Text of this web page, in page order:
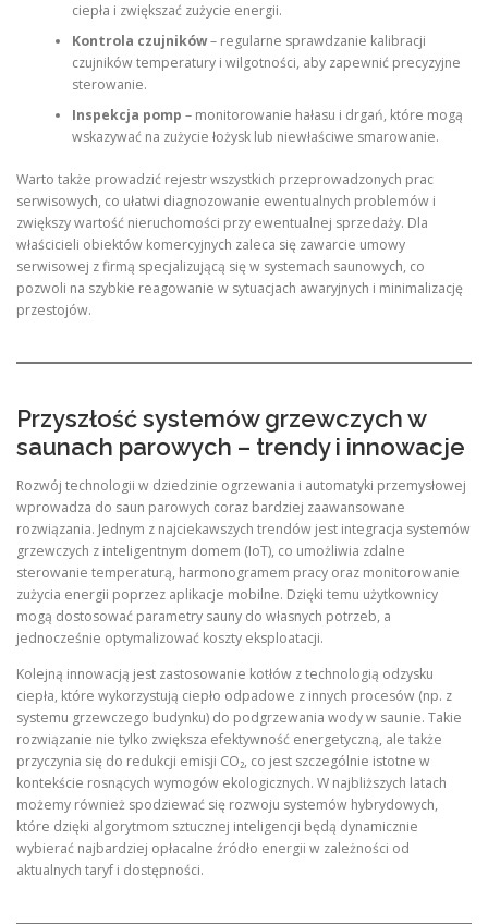
ciepła i zwiększać zużycie energii.
Kontrola czujników– regularne sprawdzanie kalibracji
czujników temperatury i wilgotności, aby zapewnić precyzyjne
sterowanie.
Inspekcja pomp – monitorowanie hałasu i drgań, które mogą
wskazywać na zużycie łożysk lub niewłaściwe smarowanie.
Warto także prowadzić rejestr wszystkich przeprowadzonych prac
serwisowych, co ułatwi diagnozowanie ewentualnych problemów i
zwiększy wartość nieruchomości przy ewentualnej sprzedaży. Dla
właścicieli obiektów komercyjnych zaleca się zawarcie umowy
serwisowej z firmą specjalizującą się w systemach saunowych, co
pozwoli na szybkie reagowanie w sytuacjach awaryjnych i minimalizację
przestojów.
Przyszłość systemów grzewczych w
saunach parowych – trendy i innowacje
Rozwój technologii w dziedzinie ogrzewania i automatyki przemysłowej
wprowadza do saun parowych coraz bardziej zaawansowane
rozwiązania. Jednym z najciekawszych trendów jest integracja systemów
grzewczych z inteligentnym domem (IoT), co umożliwia zdalne
sterowanie temperaturą, harmonogramem pracy oraz monitorowanie
zużycia energii poprzez aplikacje mobilne. Dzięki temu użytkownicy
mogą dostosować parametry sauny do własnych potrzeb, a
jednocześnie optymalizować koszty eksploatacji.
Kolejną innowacją jest zastosowanie kotłów z technologią odzysku
ciepła, które wykorzystują ciepło odpadowe z innych procesów (np. z
systemu grzewczego budynku) do podgrzewania wody w saunie. Takie
rozwiązanie nie tylko zwiększa efektywność energetyczną, ale także
przyczynia się do redukcji emisji CO₂, co jest szczególnie istotne w
kontekście rosnących wymogów ekologicznych. W najbliższych latach
możemy również spodziewać się rozwoju systemów hybrydowych,
które dzięki algorytmom sztucznej inteligencji będą dynamicznie
wybierać najbardziej opłacalne źródło energii w zależności od
aktualnych taryf i dostępności.